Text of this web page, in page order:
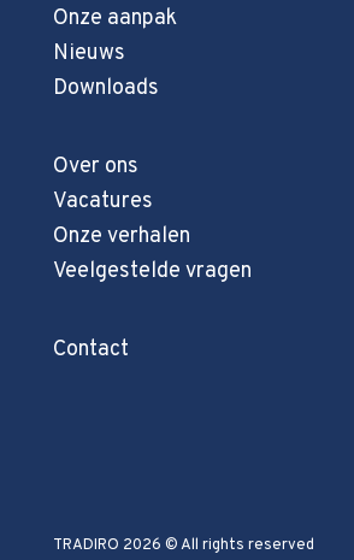
Onze aanpak
Nieuws
Downloads
Over ons
Vacatures
Onze verhalen
Veelgestelde vragen
Contact
TRADIRO 2026 © All rights reserved